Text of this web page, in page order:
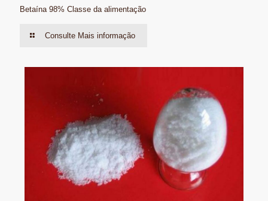
Betaína 98% Classe da alimentação
Consulte Mais informação